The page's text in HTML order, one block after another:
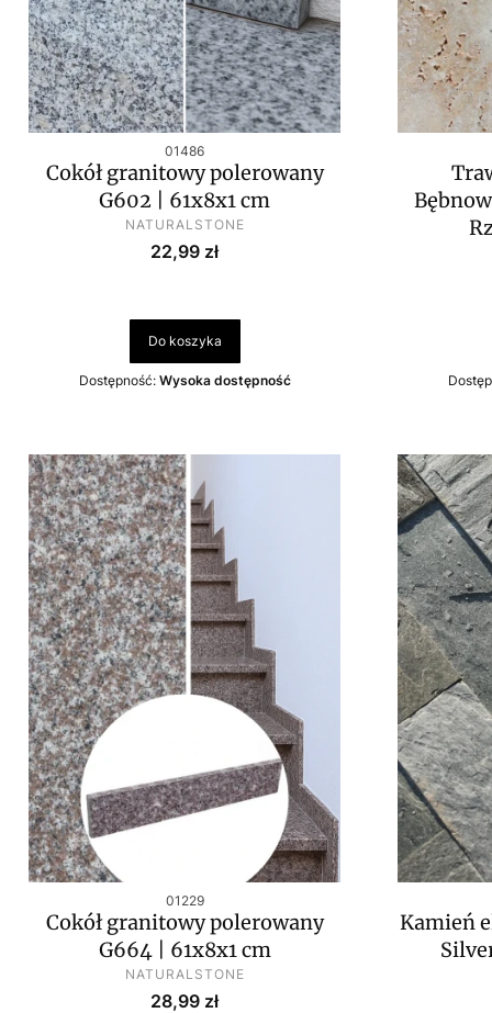
Kod produktu
01486
Cokół granitowy polerowany
G602 | 61x8x1 cm
PRODUCENT
NATURALSTONE
Cena
22,99 zł
Do koszyka
Dostępność: Wysoka dostępność
Kod produktu
01229
Cokół granitowy polerowany
G664 | 61x8x1 cm
PRODUCENT
NATURALSTONE
Cena
28,99 zł
Kamień